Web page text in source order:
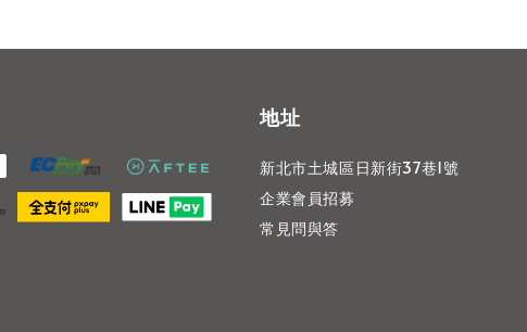
地址
新北市土城區日新街37巷1號
企業會員招募
常見問與答